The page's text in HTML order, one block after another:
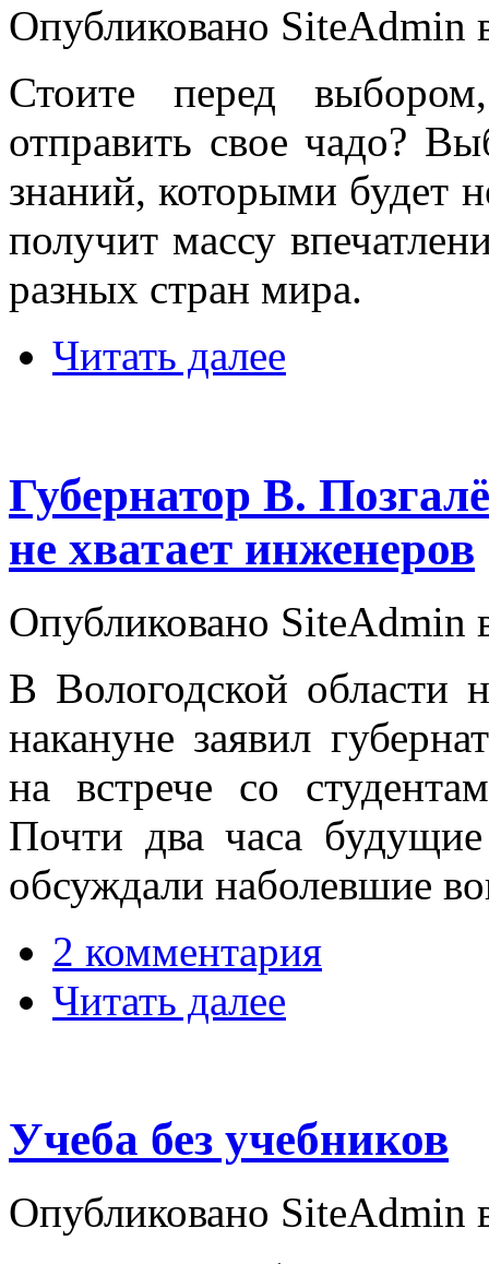
Опубликовано
Стоите перед
отправить свое чадо?
знаний, которыми будет
получит массу
разных стран мира.
Читать далее
Губернатор В.
не хватает инженеров
Опубликовано SiteAdmin
В Вологодской области
накануне заявил
на встрече со
Почти два часа
обсуждали наболевшие
2 комментария
Читать далее
Учеба без учебников
Опубликовано SiteAdmin